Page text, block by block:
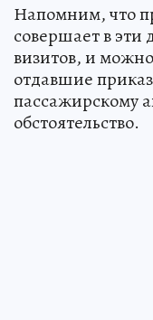
Напомним, что
совершает в
визитов, и
отдавшие
пассажирскому
обстоятельство.